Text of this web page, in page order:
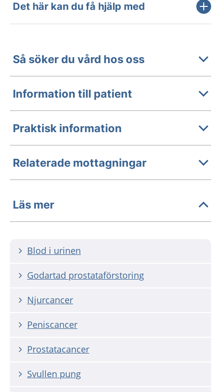
Det här kan du få hjälp med
Så söker du vård hos oss
Information till patient
Praktisk information
Relaterade mottagningar
Läs mer
Blod i urinen
Godartad prostataförstoring
Njurcancer
Peniscancer
Prostatacancer
Svullen pung